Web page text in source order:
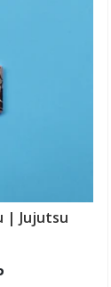
| Jujutsu